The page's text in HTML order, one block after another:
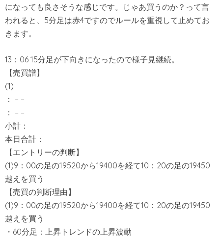
になっても良さそうな感じです。じゃあ買うのか？って言
われると、5分足は赤4ですのでルールを重視して止めてお
きます。
13：06 15分足が下向きになったので様子見継続。
【売買譜】
(1)
： – –
： – –
小計：
本日合計：
【エントリーの判断】
(1)9：00の足の19520から19400を経て10：20の足の19450
越えを買う
【売買の判断理由】
(1)9：00の足の19520から19400を経て10：20の足の19450
越えを買う
・60分足：上昇トレンドの上昇波動